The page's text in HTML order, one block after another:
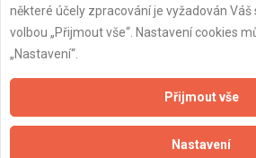
Naše firmy a
Obchodní podmínky
Reference
Naše excelové tabulky
některé účely zpracování je vyžadován
volbou „Přijmout vše“. Nastavení cookies
„Nastavení“.
Přijmout vše
Nastavení